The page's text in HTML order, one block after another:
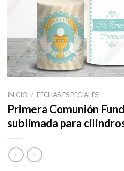
INICIO / FECHAS ESPECIALES
Primera Comunión
sublimada para